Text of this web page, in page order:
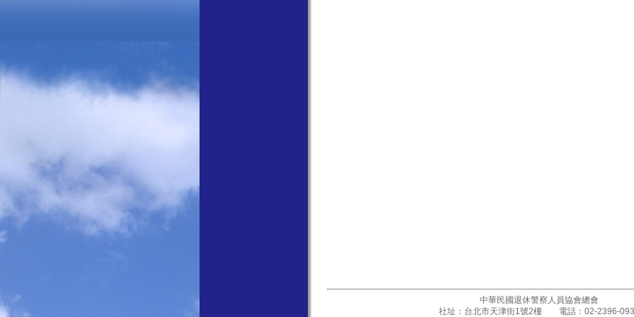
中華民國退休警察人員協會總會
社址：台北市天津街1號2樓 電話：02-2396-